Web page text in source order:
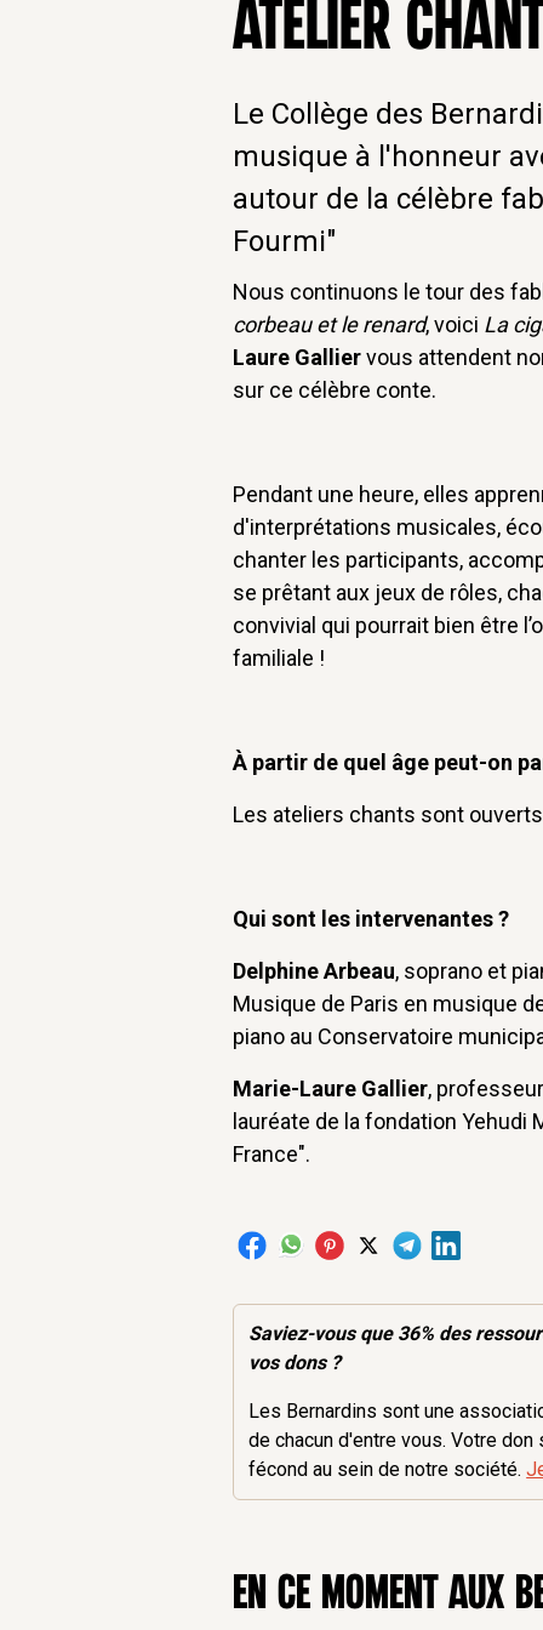
ATELIER
Le Collège des
musique à l'honneur
autour de la célèbre
Fourmi"
Nous continuons le tour des
corbeau et le renard, voici La
Laure Galliervous attendent
sur ce célèbre conte.
Pendant une heure, elles
d'interprétations musicales,
chanter les participants,
se prêtant aux jeux de rôles,
convivial qui pourrait bien être
familiale !
À partir de quel âge peut-on
Les ateliers chants sont
Qui sont les intervenantes ?
Delphine Arbeau, soprano et
Musique de Paris en musique
piano au Conservatoire
Marie-Laure Gallier,
lauréate de la fondation Yehudi
France".
Saviez-vous que 36% des
vos dons ?
Les Bernardins sont une
de chacun d'entre vous. Votre
fécond au sein de notre société.
en ce moment aux